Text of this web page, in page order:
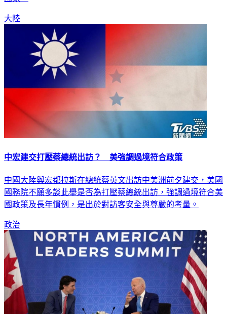
大陸
中宏建交打壓蔡總統出訪？ 美強調過境符合政策
中國大陸與宏都拉斯在總統蔡英文出訪中美洲前夕建交，美國
國務院不願多談此舉是否為打壓蔡總統出訪，強調過境符合美
國政策及長年慣例，是出於對訪客安全與尊嚴的考量。
政治